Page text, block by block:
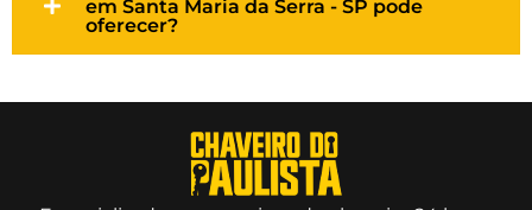
em Santa Maria da Serra - SP pode
oferecer?